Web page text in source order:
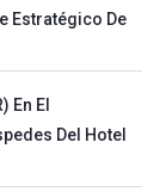
Estratégico De
En El
Del Hotel